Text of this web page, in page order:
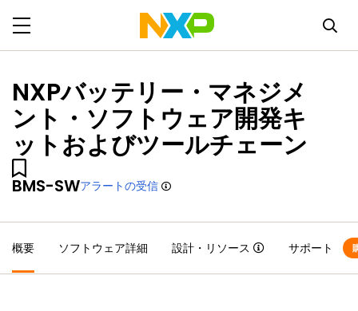
NXPバッテリー・マネジメ
ント・ソフトウェア開発キ
ットおよびツールチェーン
BMS-SWアラートの受信
概要 ソフトウェア詳細 設計・リソース サポート